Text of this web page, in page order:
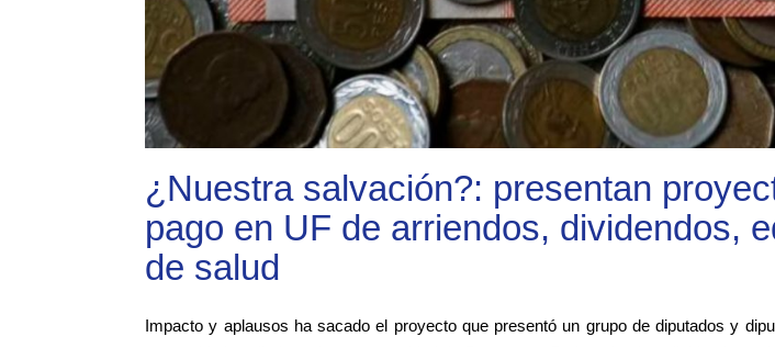
¿Nuestra salvación?: presentan
pago en UF de arriendos, dividendos,
de salud
Impacto y aplausos ha sacado el proyecto que presentó un grupo de diputados y